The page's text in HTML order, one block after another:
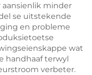
aansienlik minder
se uitstekende
en probleme
wat
handhaaf terwyl
verbeter.